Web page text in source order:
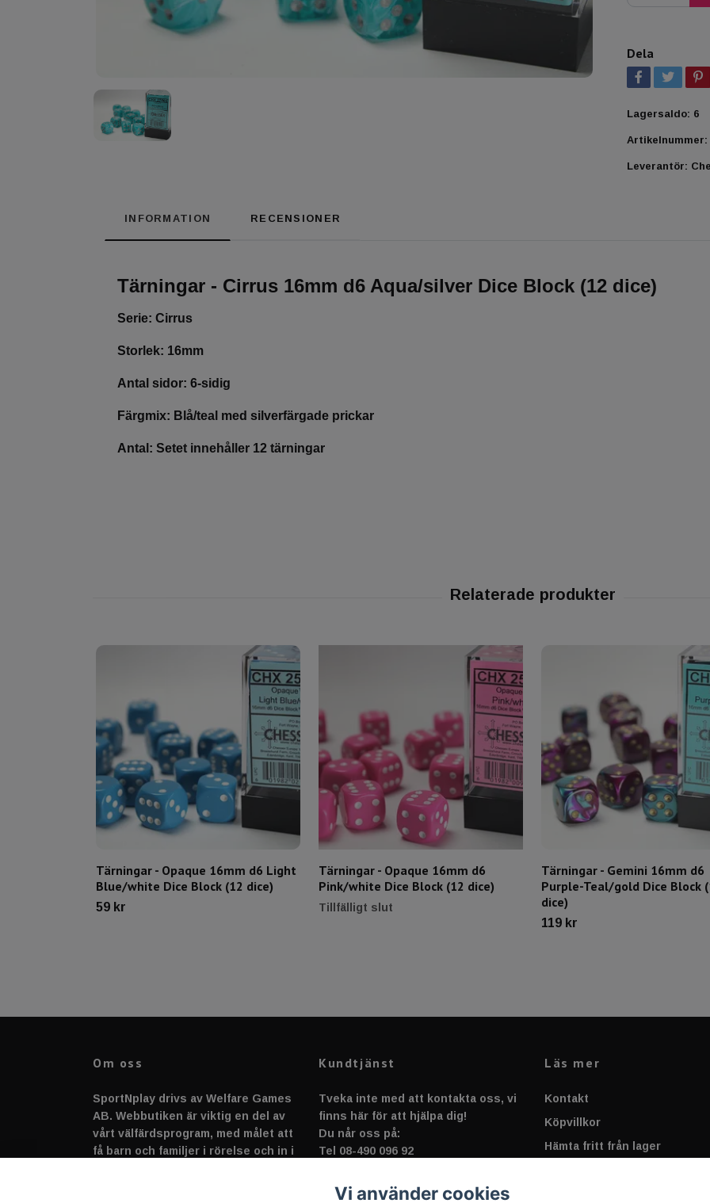
Dela
Lagersaldo: 6
Artikelnummer:
Leverantör:
INFORMATION RECENSIONER
Tärningar - Cirrus 16mm d6 Aqua/silver Dice Block (12 dice)
Serie: Cirrus
Storlek: 16mm
Antal sidor: 6-sidig
Färgmix: Blå/teal med silverfärgade prickar
Antal: Setet innehåller 12 tärningar
Tärningar - Opaque 16mm d6 Light
Blue/white Dice Block (12 dice)
59 kr
Tärningar - Opaque 16mm d6
Pink/white Dice Block (12 dice)
Tillfälligt slut
Tärningar - Gemini 16mm d6
Purple-Teal/gold Dice Block
dice)
119 kr
Om oss
SportNplay drivs av Welfare Games
AB. Webbutiken är viktig en del av
vårt välfärdsprogram, med målet att
få barn och familjer i rörelse och in i
Kundtjänst
Tveka inte med att kontakta oss, vi
finns här för att hjälpa dig!
Du når oss på:
Tel 08-490 096 92
Läs mer
Kontakt
Köpvillkor
Hämta fritt från lager
Vi använder cookies